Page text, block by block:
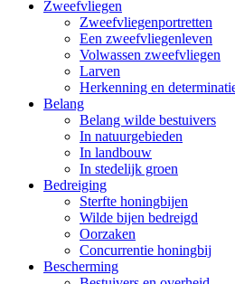
Zweefvliegen
Zweefvliegenportretten
Een zweefvliegenleven
Volwassen zweefvliegen
Larven
Herkenning en
Belang
Belang wilde bestuivers
In natuurgebieden
In landbouw
In stedelijk groen
Bedreiging
Sterfte honingbijen
Wilde bijen bedreigd
Oorzaken
Concurrentie honingbij
Bescherming